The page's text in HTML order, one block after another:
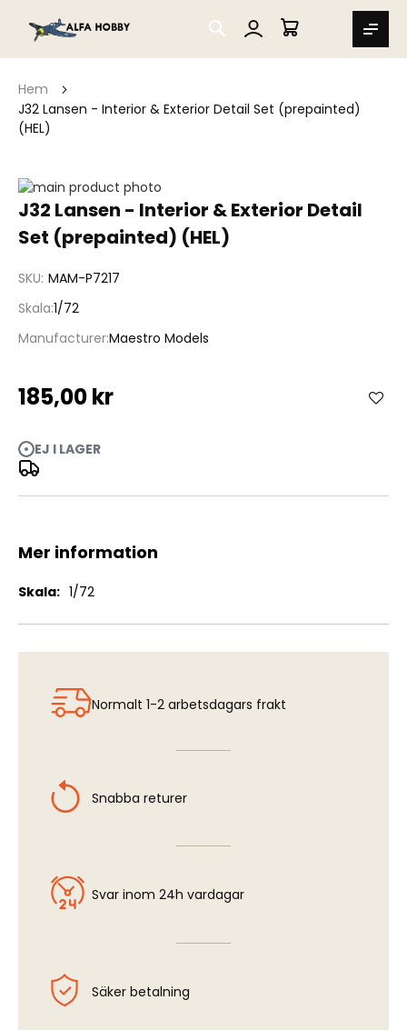
SEARCH
MIN VARUKORG
Hem
J32 Lansen - Interior & Exterior Detail Set (prepainted)
(HEL)
J32 Lansen - Interior & Exterior Detail
Set (prepainted) (HEL)
SKU MAM-P7217
Skala 1/72
ManufacturerMaestro Models
185,00 kr
EJ I LAGER
Hoppa
till
av
J32 Lansen - Interior & Exterior Detail Set (prepainted)
Hoppa
början
bildgalleriet
Mer information
Mer
1/72
Normalt 1-2 arbetsdagars frakt
Snabba returer
Svar inom 24h vardagar
Säker betalning